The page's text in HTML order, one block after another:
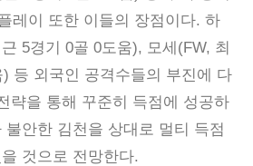
레이 또한 이들의 장점이다. 하
5경기 0골 0도움), 모세(FW, 최
등 외국인 공격수들의 부진에 다
략을 통해 꾸준히 득점에 성공하
불안한 김천을 상대로 멀티 득점
것으로 전망한다.